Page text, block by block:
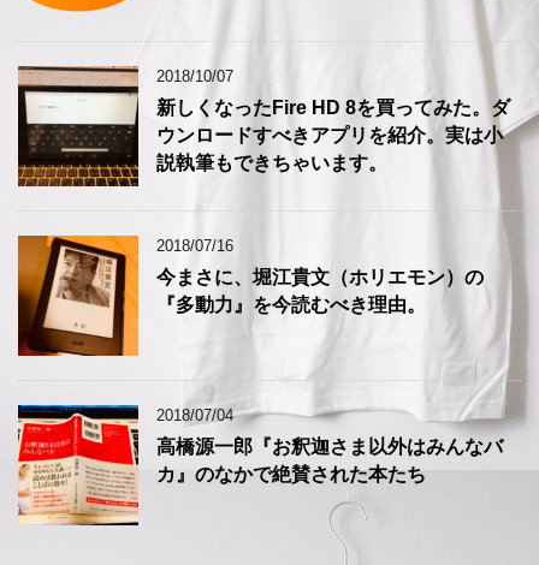
2018/10/07
新しくなったFire HD 8を買ってみた。ダ
ウンロードすべきアプリを紹介。実は小
説執筆もできちゃいます。
2018/07/16
今まさに、堀江貴文（ホリエモン）の
『多動力』を今読むべき理由。
2018/07/04
高橋源一郎『お釈迦さま以外はみんなバ
カ』のなかで絶賛された本たち